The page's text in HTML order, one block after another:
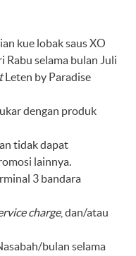
kue lobak saus XO
Rabu selama bulan Juli
Leten by Paradise
dengan produk
tidak dapat
lainnya.
3 bandara
charge, dan/atau
bulan selama